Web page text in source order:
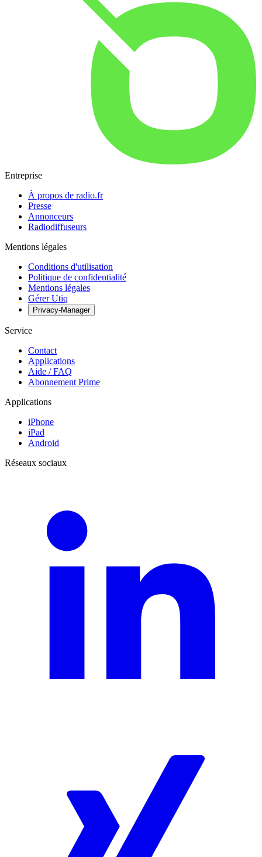
Entreprise
À propos de radio.fr
Presse
Annonceurs
Radiodiffuseurs
Mentions légales
Conditions d'utilisation
Politique de confidentialité
Mentions légales
Gérer Utiq
Privacy-Manager
Service
Contact
Applications
Aide / FAQ
Abonnement Prime
Applications
iPhone
iPad
Android
Réseaux sociaux